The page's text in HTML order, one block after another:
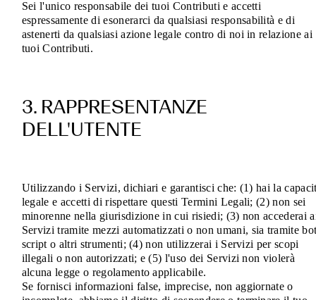
Sei l'unico responsabile dei tuoi Contributi e accetti
espressamente di esonerarci da qualsiasi responsabilità e di
astenerti da qualsiasi azione legale contro di noi in relazione ai
tuoi Contributi.
3. RAPPRESENTANZE
DELL'UTENTE
Utilizzando i Servizi, dichiari e garantisci che: (1) hai la
legale e accetti di rispettare questi Termini Legali; (2) non sei
minorenne nella giurisdizione in cui risiedi; (3) non accederai
Servizi tramite mezzi automatizzati o non umani, sia tramite
script o altri strumenti; (4) non utilizzerai i Servizi per scopi
illegali o non autorizzati; e (5) l'uso dei Servizi non violerà
alcuna legge o regolamento applicabile.
Se fornisci informazioni false, imprecise, non aggiornate o